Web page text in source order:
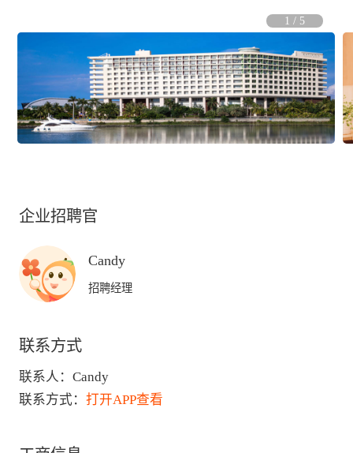
1 / 5
企业招聘官
Candy
招聘经理
联系方式
联系人： Candy
联系方式： 打开APP查看